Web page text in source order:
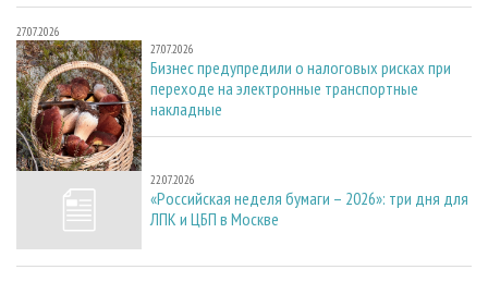
27.07.2026
27.07.2026
Бизнес предупредили о налоговых рисках при
переходе на электронные транспортные
накладные
22.07.2026
22.07.2026
«Российская неделя бумаги – 2026»: три дня для
ЛПК и ЦБП в Москве